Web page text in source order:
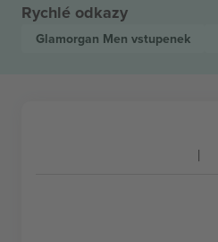
Rychlé odkazy
Glamorgan Men vstupenek